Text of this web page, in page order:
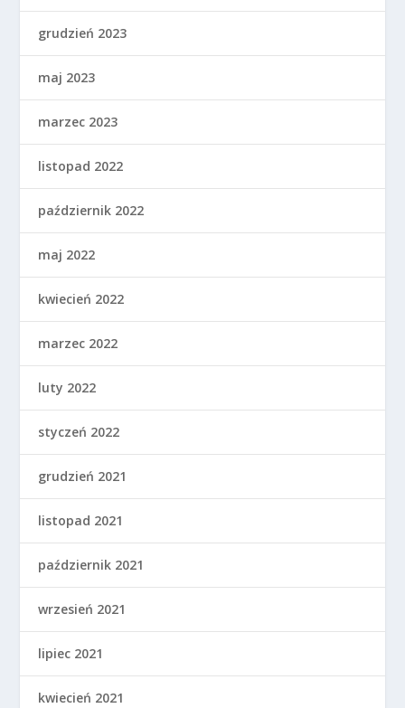
grudzień 2023
maj 2023
marzec 2023
listopad 2022
październik 2022
maj 2022
kwiecień 2022
marzec 2022
luty 2022
styczeń 2022
grudzień 2021
listopad 2021
październik 2021
wrzesień 2021
lipiec 2021
kwiecień 2021